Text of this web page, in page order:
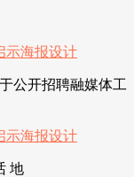
公开招聘融媒体工
地